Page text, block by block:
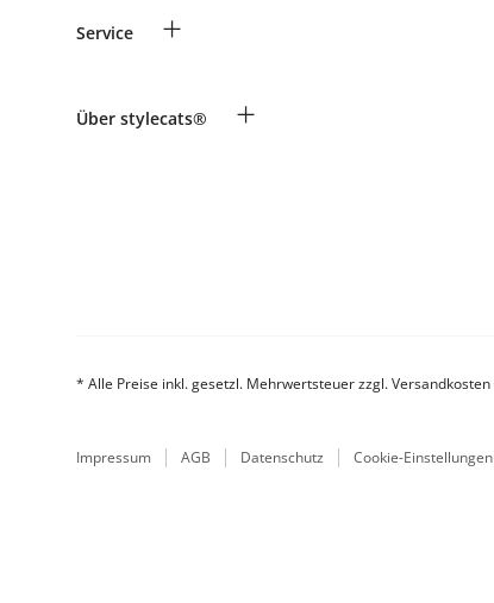
Informationen zur Lieferung
Produkte reklamieren und zurücksenden
Service +
Tierkrankenversicherung
Über stylecats® +
* Alle Preise inkl. gesetzl. Mehrwertsteuer zzgl. Versandkosten
Impressum AGB Datenschutz Cookie-Einstellungen